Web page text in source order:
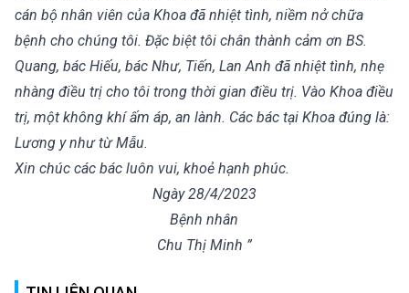
cán bộ nhân viên của Khoa đã nhiệt tình, niềm nở chữa
bệnh cho chúng tôi. Đặc biệt tôi chân thành cảm ơn BS.
Quang, bác Hiếu, bác Như, Tiến, Lan Anh đã nhiệt tình, nhẹ
nhàng điều trị cho tôi trong thời gian điều trị. Vào Khoa điều
trị, một không khí ấm áp, an lành. Các bác tại Khoa đúng là:
Lương y như từ Mẫu.
Xin chúc các bác luôn vui, khoẻ hạnh phúc.
Ngày 28/4/2023
Bệnh nhân
Chu Thị Minh ”